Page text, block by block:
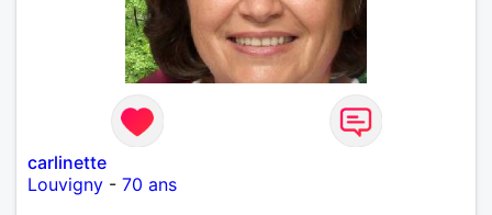
carlinette
Louvigny - 70 ans